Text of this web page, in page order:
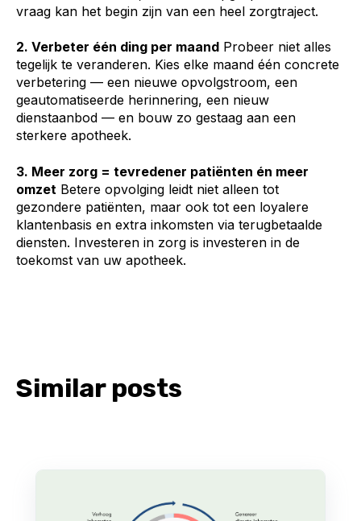
vraag kan het begin zijn van een heel zorgtraject.
2. Verbeter één ding per maand Probeer niet alles
tegelijk te veranderen. Kies elke maand één concrete
verbetering — een nieuwe opvolgstroom, een
geautomatiseerde herinnering, een nieuw
dienstaanbod — en bouw zo gestaag aan een
sterkere apotheek.
3. Meer zorg = tevredener patiënten én meer
omzet Betere opvolging leidt niet alleen tot
gezondere patiënten, maar ook tot een loyalere
klantenbasis en extra inkomsten via terugbetaalde
diensten. Investeren in zorg is investeren in de
toekomst van uw apotheek.
Similar posts